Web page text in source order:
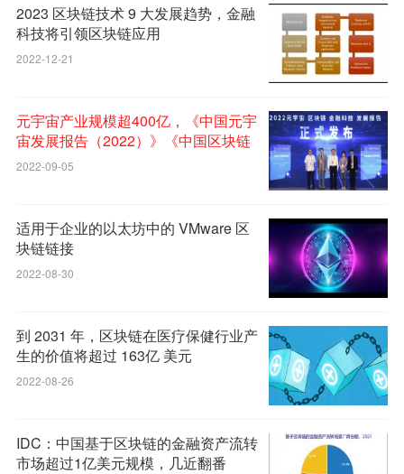
2023 区块链技术 9 大发展趋势，金融
科技将引领区块链应用
2022-12-21
元宇宙产业规模超400亿，《中国元宇
宙发展报告（2022）》《中国区块链
发展报告（2022）》《中国金融科技
2022-09-05
适用于企业的以太坊中的 VMware 区
块链链接
2022-08-30
到 2031 年，区块链在医疗保健行业产
生的价值将超过 163亿 美元
2022-08-26
IDC：中国基于区块链的金融资产流转
市场超过1亿美元规模，几近翻番